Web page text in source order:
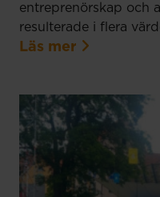
entreprenörskap och
resulterade i flera
Läs mer